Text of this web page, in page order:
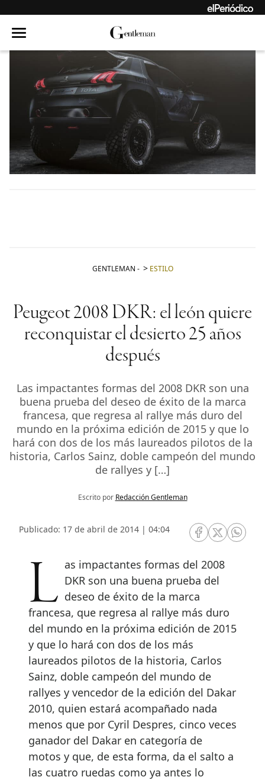
GENTLEMAN - ESTILO
Peugeot 2008 DKR: el león quiere
reconquistar el desierto 25 años
después
Las impactantes formas del 2008 DKR son una
buena prueba del deseo de éxito de la marca
francesa, que regresa al rallye más duro del
mundo en la próxima edición de 2015 y que lo
hará con dos de los más laureados pilotos de la
historia, Carlos Sainz, doble campeón del mundo
de rallyes y […]
Escrito por Redacción Gentleman
Publicado: 17 de abril de 2014 | 04:04
RRSS Facebook
RRSSRRSS
Las impactantes formas del 2008 DKR son una buena prueba del
deseo de éxito de la marca
francesa, que regresa al rallye más duro
del mundo en la próxima edición de 2015
y que lo hará con dos de los más
laureados pilotos de la historia, Carlos
Sainz, doble campeón del mundo de
rallyes y vencedor de la edición del Dakar
2010, quien estará acompañado nada
menos que por Cyril Despres, cinco veces
ganador del Dakar en categoría de
motos y que, de esta forma, da el salto a
las cuatro ruedas como ya antes lo